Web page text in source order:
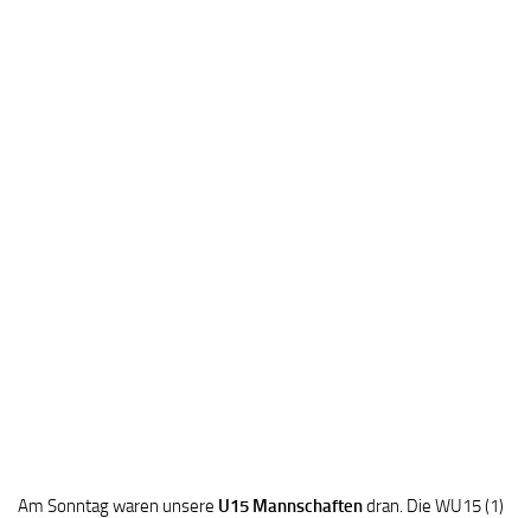
Am Sonntag waren unsere U15 Mannschaftendran. Die WU15 (1)